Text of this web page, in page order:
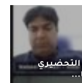
التحضيري